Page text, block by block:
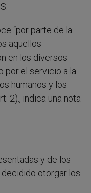
“por parte de la
aquellos
en los diversos
por el servicio a la
humanos y los
2)., indica una nota
y de los
otorgar los